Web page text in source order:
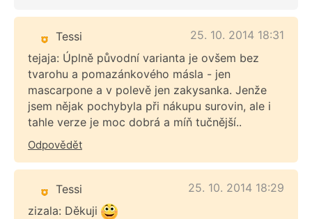
Tessi
25. 10. 2014 18:31
tejaja: Úplně původní varianta je ovšem bez
tvarohu a pomazánkového másla - jen
mascarpone a v polevě jen zakysanka. Jenže
jsem nějak pochybyla při nákupu surovin, ale i
tahle verze je moc dobrá a míň tučnější..
Odpovědět
Tessi
25. 10. 2014 18:29
zizala: Děkuji